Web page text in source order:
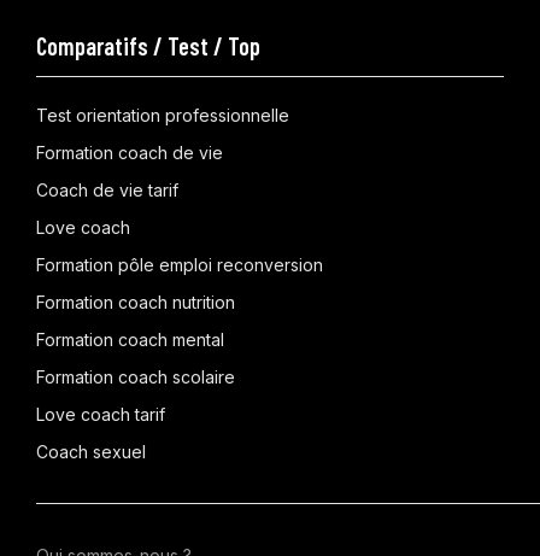
Comparatifs / Test / Top
Test orientation professionnelle
Formation coach de vie
Coach de vie tarif
Love coach
Formation pôle emploi reconversion
Formation coach nutrition
Formation coach mental
Formation coach scolaire
Love coach tarif
Coach sexuel